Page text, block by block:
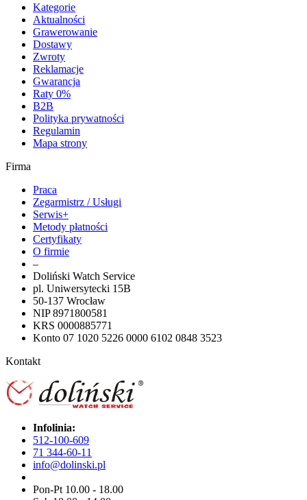
Kategorie
Aktualności
Grawerowanie
Dostawy
Zwroty
Reklamacje
Gwarancja
Raty 0%
B2B
Polityka prywatności
Regulamin
Mapa strony
Firma
Praca
Zegarmistrz / Usługi
Serwis+
Metody płatności
Certyfikaty
O firmie
–
Doliński Watch Service
pl. Uniwersytecki 15B
50-137 Wrocław
NIP 8971800581
KRS 0000885771
Konto 07 1020 5226 0000 6102 0848 3523
Kontakt
Infolinia:
512-100-609
71 344-60-11
info@dolinski.pl
Pon-Pt 10.00 - 18.00